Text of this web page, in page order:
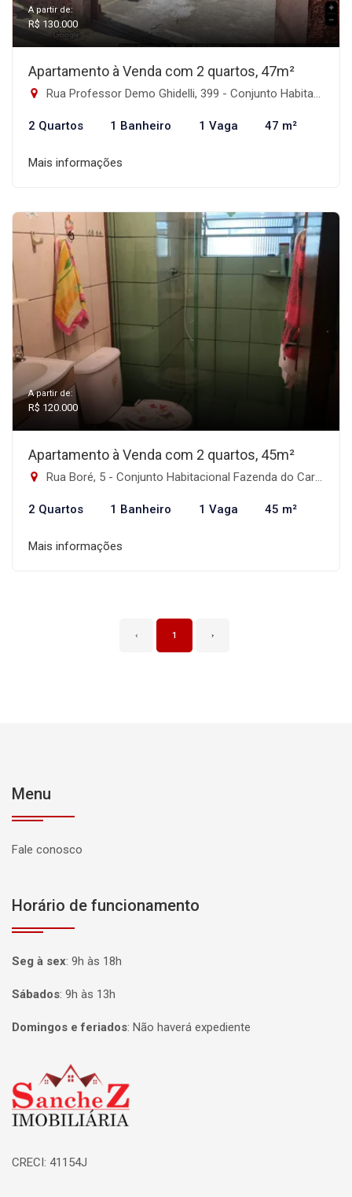
A partir de:
R$ 130.000
Apartamento à Venda com 2 quartos, 47m²
Rua Professor Demo Ghidelli, 399 - Conjunto Habitacional Juscelino Kubitschek, São Paulo-SP
2 Quartos 1 Banheiro 1 Vaga 47 m²
Mais informações
A partir de:
R$ 120.000
Apartamento à Venda com 2 quartos, 45m²
Rua Boré, 5 - Conjunto Habitacional Fazenda do Carmo, São Paulo-SP
2 Quartos 1 Banheiro 1 Vaga 45 m²
Mais informações
‹ 1 ›
Menu
Fale conosco
Horário de funcionamento
Seg à sex: 9h às 18h
Sábados: 9h às 13h
Domingos e feriados: Não haverá expediente
Página inicial
CRECI: 41154J